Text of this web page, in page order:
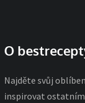
O
Najděte svůj
inspirovat